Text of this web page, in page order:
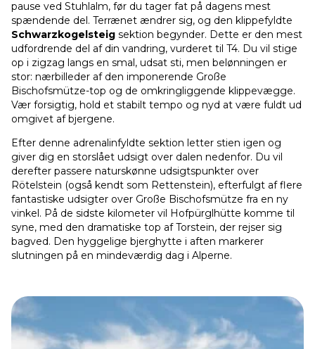
pause ved Stuhlalm, før du tager fat på dagens mest
spændende del. Terrænet ændrer sig, og den klippefyldte
Schwarzkogelsteig sektion begynder. Dette er den mest
udfordrende del af din vandring, vurderet til T4. Du vil stige
op i zigzag langs en smal, udsat sti, men belønningen er
stor: nærbilleder af den imponerende Große
Bischofsmütze-top og de omkringliggende klippevægge.
Vær forsigtig, hold et stabilt tempo og nyd at være fuldt ud
omgivet af bjergene.
Efter denne adrenalinfyldte sektion letter stien igen og
giver dig en storslået udsigt over dalen nedenfor. Du vil
derefter passere naturskønne udsigtspunkter over
Rötelstein (også kendt som Rettenstein), efterfulgt af flere
fantastiske udsigter over Große Bischofsmütze fra en ny
vinkel. På de sidste kilometer vil Hofpürglhütte komme til
syne, med den dramatiske top af Torstein, der rejser sig
bagved. Den hyggelige bjerghytte i aften markerer
slutningen på en mindeværdig dag i Alperne.